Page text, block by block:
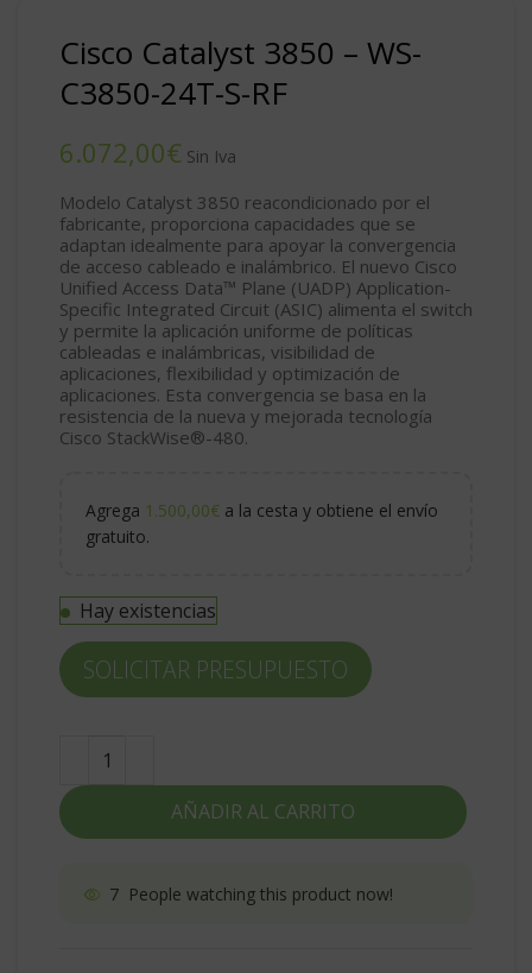
Cisco Catalyst 3850 – WS-
C3850-24T-S-RF
€
Modelo Catalyst 3850 reacondicionado por el
fabricante, proporciona capacidades que se
adaptan idealmente para apoyar la convergencia
de acceso cableado e inalámbrico. El nuevo Cisco
Unified Access Data™ Plane (UADP) Application-
Specific Integrated Circuit (ASIC) alimenta el switch
y permite la aplicación uniforme de políticas
cableadas e inalámbricas, visibilidad de
aplicaciones, flexibilidad y optimización de
aplicaciones. Esta convergencia se basa en la
resistencia de la nueva y mejorada tecnología
Cisco StackWise®-480.
Agrega 1.500,00€ a la cesta y obtiene el envío
gratuito.
Hay existencias
AÑADIR AL CARRITO
SOLICITAR PRESUPUESTO
7 People watching this product now!